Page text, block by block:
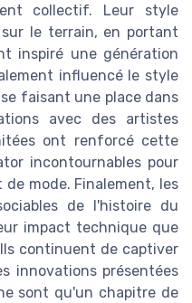
collectif. Leur style
le terrain, en portant
inspiré une génération
influencé le style
faisant une place dans
avec des artistes
ont renforcé cette
incontournables pour
mode. Finalement, les
de l'histoire du
impact technique que
continuent de captiver
innovations présentées
sont qu'un chapitre de